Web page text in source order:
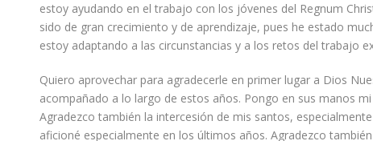
estoy ayudando en el trabajo con los jóvenes del Regnum
sido de gran crecimiento y de aprendizaje, pues he estado
estoy adaptando a las circunstancias y a los retos del trabajo
Quiero aprovechar para agradecerle en primer lugar a Dios
acompañado a lo largo de estos años. Pongo en sus manos
Agradezco también la intercesión de mis santos,
aficioné especialmente en los últimos años. Agradezco